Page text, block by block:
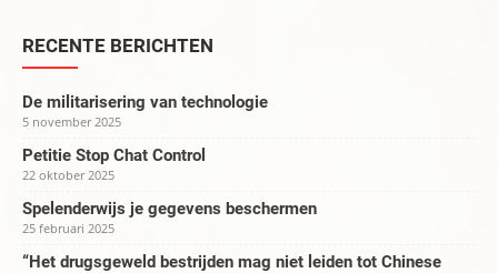
RECENTE BERICHTEN
De militarisering van technologie
5 november 2025
Petitie Stop Chat Control
22 oktober 2025
Spelenderwijs je gegevens beschermen
25 februari 2025
“Het drugsgeweld bestrijden mag niet leiden tot Chinese